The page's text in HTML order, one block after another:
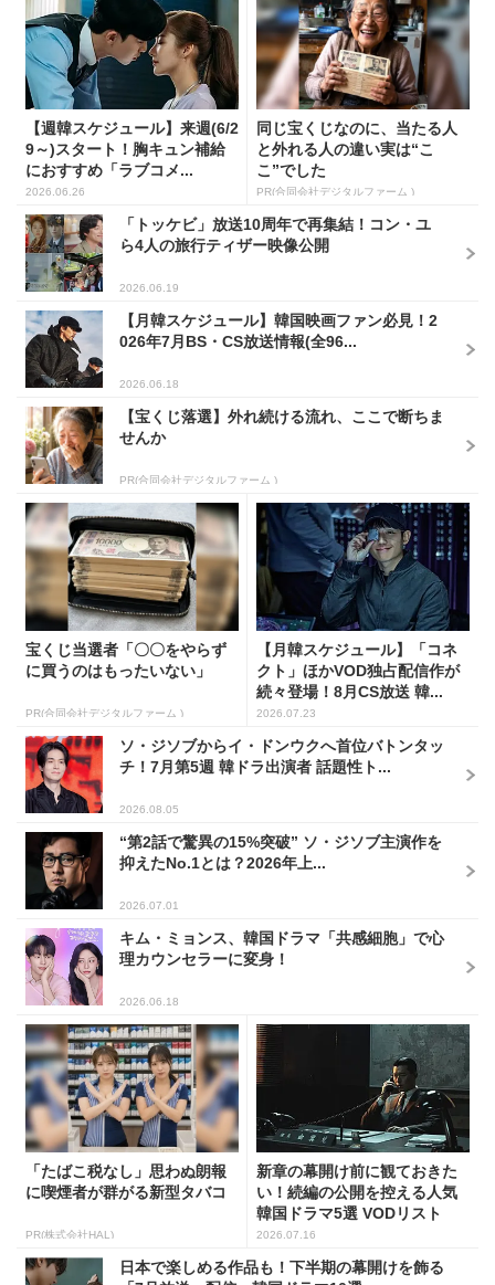
【週韓スケジュール】来週(6/2
9～)スタート！胸キュン補給
におすすめ「ラブコメ...
2026.06.26
同じ宝くじなのに、当たる人
と外れる人の違い実は“こ
こ”でした
PR(合同会社デジタルファーム )
「トッケビ」放送10周年で再集結！コン・ユ
ら4人の旅行ティザー映像公開
2026.06.19
【月韓スケジュール】韓国映画ファン必見！2
026年7月BS・CS放送情報(全96...
2026.06.18
【宝くじ落選】外れ続ける流れ、ここで断ちま
せんか
PR(合同会社デジタルファーム )
宝くじ当選者「〇〇をやらず
に買うのはもったいない」
PR(合同会社デジタルファーム )
【月韓スケジュール】「コネ
クト」ほかVOD独占配信作が
続々登場！8月CS放送 韓...
2026.07.23
ソ・ジソブからイ・ドンウクへ首位バトンタッ
チ！7月第5週 韓ドラ出演者 話題性ト...
2026.08.05
“第2話で驚異の15%突破” ソ・ジソブ主演作を
抑えたNo.1とは？2026年上...
2026.07.01
キム・ミョンス、韓国ドラマ「共感細胞」で心
理カウンセラーに変身！
2026.06.18
「たばこ税なし」思わぬ朗報
に喫煙者が群がる新型タバコ
PR(株式会社HAL)
新章の幕開け前に観ておきた
い！続編の公開を控える人気
韓国ドラマ5選 VODリスト
2026.07.16
日本で楽しめる作品も！下半期の幕開けを飾る